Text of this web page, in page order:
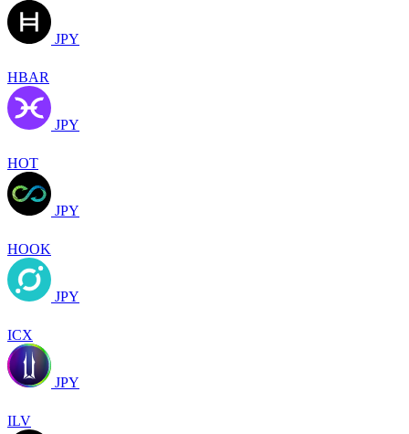
JPY
HBAR
JPY
HOT
JPY
HOOK
JPY
ICX
JPY
ILV